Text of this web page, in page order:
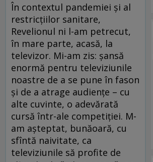
În contextul pandemiei și al
restricțiilor sanitare,
Revelionul ni l-am petrecut,
în mare parte, acasă, la
televizor. Mi-am zis: șansă
enormă pentru televiziunile
noastre de a se pune în fason
și de a atrage audiențe – cu
alte cuvinte, o adevărată
cursă într-ale competiției. M-
am așteptat, bunăoară, cu
sfîntă naivitate, ca
televiziunile să profite de